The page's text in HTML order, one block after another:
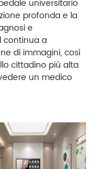
universitario
profonda e la
e
continua a
di immagini, così
cittadino più alta
un medico